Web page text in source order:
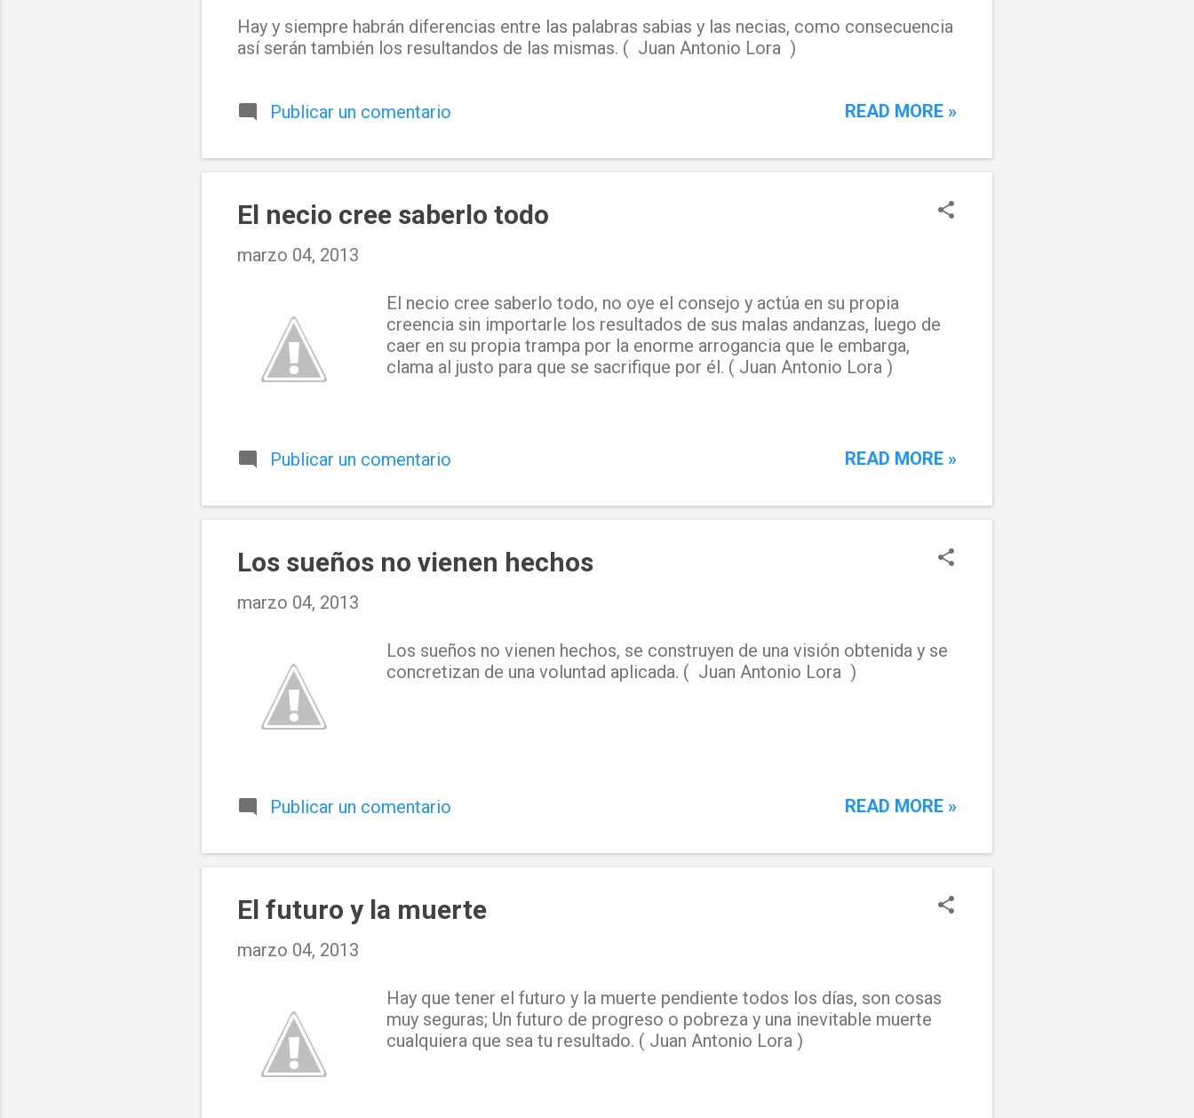
Hay y siempre habrán diferencias entre las palabras sabias y las necias, como consecuencia
así serán también los resultandos de las mismas. ( Juan Antonio Lora )
Publicar un comentario READ MORE »
El necio cree saberlo todo
marzo 04, 2013
El necio cree saberlo todo, no oye el consejo y actúa en su propia
creencia sin importarle los resultados de sus malas andanzas, luego de
caer en su propia trampa por la enorme arrogancia que le embarga,
clama al justo para que se sacrifique por él. ( Juan Antonio Lora )
Publicar un comentario READ MORE »
Los sueños no vienen hechos
marzo 04, 2013
Los sueños no vienen hechos, se construyen de una visión obtenida y se
concretizan de una voluntad aplicada. ( Juan Antonio Lora )
Publicar un comentario READ MORE »
El futuro y la muerte
marzo 04, 2013
Hay que tener el futuro y la muerte pendiente todos los días, son cosas
muy seguras; Un futuro de progreso o pobreza y una inevitable muerte
cualquiera que sea tu resultado. ( Juan Antonio Lora )